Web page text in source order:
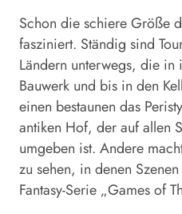
Schon die schiere Größe
fasziniert. Ständig sind
Ländern unterwegs, die
Bauwerk und bis in den
einen bestaunen das
antiken Hof, der auf allen
umgeben ist. Andere
zu sehen, in denen
Fantasy-Serie „Games of